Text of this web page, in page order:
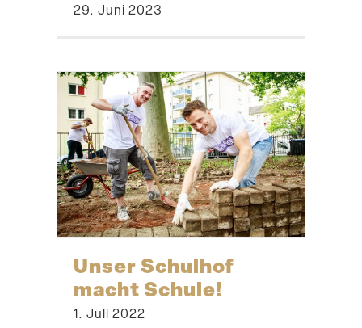
29. Juni 2023
Unser Schulhof
macht Schule!
1. Juli 2022